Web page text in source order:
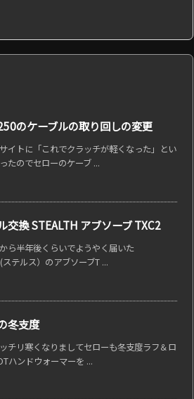
のケーブルの取り回しの変更
イトに「これでクラッチが軽くなった」とい
たのでセローのケーブ ...
交換 STEALTH アブソーブ TXC2
ら半年後くらいでようやく届いた
ステルス）のアブソーブT ...
冬支度
チリ寒くなりましてセローも冬支度ラフ＆ロ
ハンドウォーマーを ...